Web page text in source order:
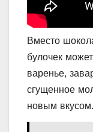
Вместо
булочек
варенье,
сгущенное
новым